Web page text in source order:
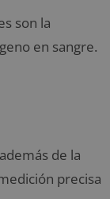
son la
en sangre.
de la
precisa